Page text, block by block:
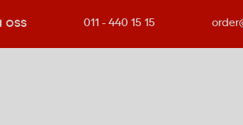
oss 011 - 440 15 15